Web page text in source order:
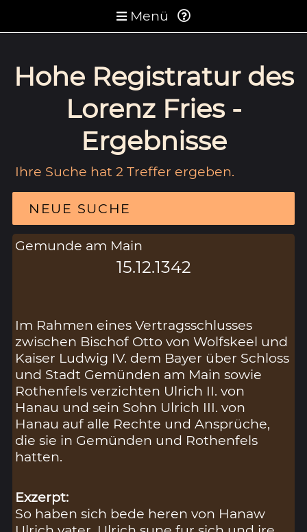
Menü
Hohe Registratur des
Lorenz Fries -
Ergebnisse
Ihre Suche hat 2 Treffer ergeben.
NEUE SUCHE
Gemunde am Main
15.12.1342
Im Rahmen eines Vertragsschlusses
zwischen Bischof Otto von Wolfskeel und
Kaiser Ludwig IV. dem Bayer über Schloss
und Stadt Gemünden am Main sowie
Rothenfels verzichten Ulrich II. von
Hanau und sein Sohn Ulrich III. von
Hanau auf alle Rechte und Ansprüche,
die sie in Gemünden und Rothenfels
hatten.
Exzerpt:
So haben sich bede heren von Hanaw